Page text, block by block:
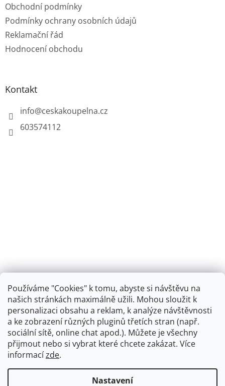
Používáme "Cookies" k tomu, abyste si návštěvu na
našich stránkách maximálně užili. Mohou sloužit k
personalizaci obsahu a reklam, k analýze návštěvnosti
a ke zobrazení různých pluginů třetích stran (např.
sociální sítě, online chat apod.). Můžete je všechny
přijmout nebo si vybrat které chcete zakázat. Více
informacízde.
Nastavení
Obchodní podmínky
Podmínky ochrany osobních údajů
Reklamační řád
Hodnocení obchodu
Kontakt
info@ceskakoupelna.cz
603574112
Retro koupelna
Vytvořil Shoptet + plnenieshopu.cz